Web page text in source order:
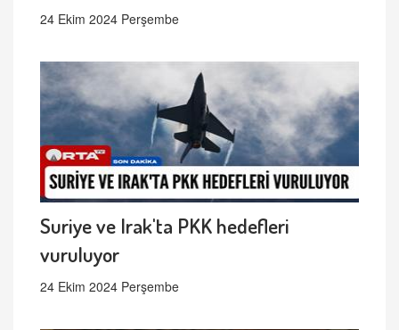
24 Ekim 2024 Perşembe
Suriye ve Irak'ta PKK hedefleri
vuruluyor
24 Ekim 2024 Perşembe